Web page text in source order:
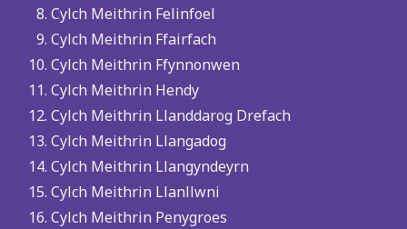
Cylch Meithrin Felinfoel
Cylch Meithrin Ffairfach
Cylch Meithrin Ffynnonwen
Cylch Meithrin Hendy
Cylch Meithrin Llanddarog Drefach
Cylch Meithrin Llangadog
Cylch Meithrin Llangyndeyrn
Cylch Meithrin Llanllwni
Cylch Meithrin Penygroes